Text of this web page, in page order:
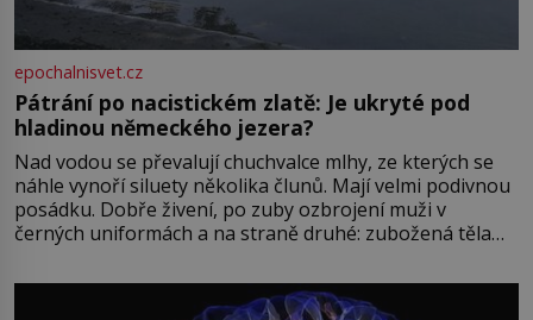
epochalnisvet.cz
Pátrání po nacistickém zlatě: Je ukryté pod
hladinou německého jezera?
Nad vodou se převalují chuchvalce mlhy, ze kterých se
náhle vynoří siluety několika člunů. Mají velmi podivnou
posádku. Dobře živení, po zuby ozbrojení muži v
černých uniformách a na straně druhé: zubožená těla
přízračná scéna znamená? Je jaro roku 1945, druhá
světová válka se chýlí ke konci. Jezero Stolpsee